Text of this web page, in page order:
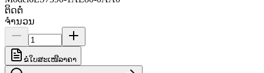
ຕິດຕໍ່
ຈຳນວນ
ຂໍໃບສະເໜີລາຄາ